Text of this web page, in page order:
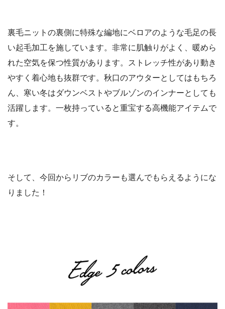
裏毛ニットの裏側に特殊な編地にベロアのような毛足の長
い起毛加工を施しています。非常に肌触りがよく、暖めら
れた空気を保つ性質があります。ストレッチ性があり動き
やすく着心地も抜群です。秋口のアウターとしてはもちろ
ん、寒い冬はダウンベストやブルゾンのインナーとしても
活躍します。一枚持っていると重宝する高機能アイテムで
す。
そして、今回からリブのカラーも選んでもらえるようにな
りました！